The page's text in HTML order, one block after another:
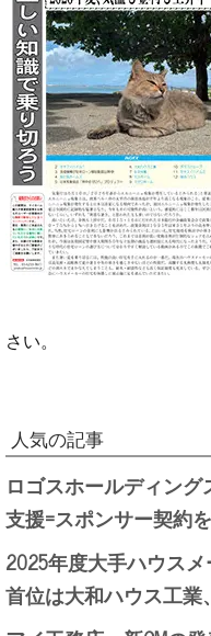
さい。
人気の記事
ロゴスホールディン
支援=スポンサー契約
2025年度大手ハウス
首位は大和ハウス工